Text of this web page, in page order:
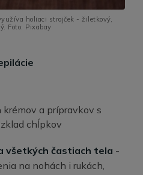
holiaci strojček - žiletkový,
Foto: Pixabay
a prípravkov s
chĺpkov
všetkých častiach tela -
na nohách i rukách,